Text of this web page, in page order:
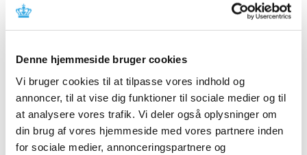
Denne hjemmeside bruger cookies
Vi bruger cookies til at tilpasse vores indhold og
annoncer, til at vise dig funktioner til sociale medier og til
at analysere vores trafik. Vi deler også oplysninger om
din brug af vores hjemmeside med vores partnere inden
for sociale medier, annonceringspartnere og
Lægemiddelstyrelsen har besluttet, at Hypotron, der
indeholder midodrin og bruges til behandling af for …
Taflotan i flaske mod grøn stær (forhøjet tryk i
øjet) får generelt tilskud
|3. oktober 2018|
Lægemiddelstyrelsen har besluttet, at Taflotan i flaske
(uden konserveringsmiddel) skal have generelt tilskud.…